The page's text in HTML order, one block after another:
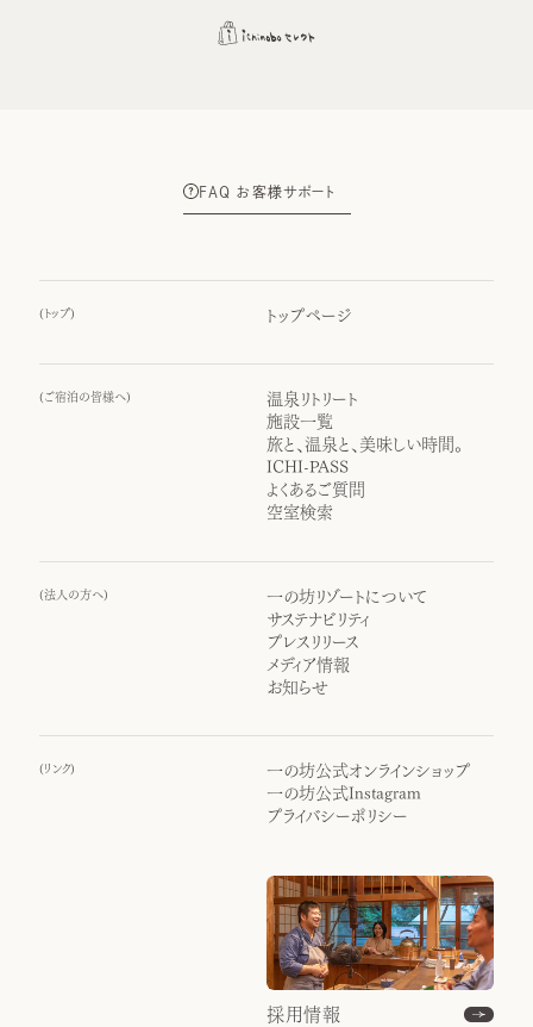
FAQ お客様サポート
( トップ) トップページ
( ご宿泊の皆様へ)
温泉リトリート
施設一覧
旅と、温泉と、美味しい時間。
ICHI-PASS
よくあるご質問
空室検索
(法人の方へ)
一の坊リゾートについて
サステナビリティ
プレスリリース
メディア情報
お知らせ
( リンク)
一の坊公式オンラインショップ
一の坊公式Instagram
プライバシーポリシー
採用情報